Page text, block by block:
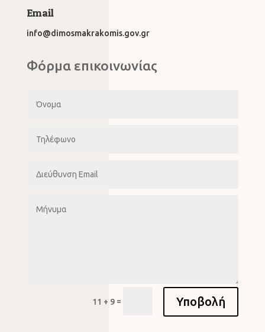
Email
info@dimosmakrakomis.gov.gr
Φόρμα επικοινωνίας
11 + 9 = Υποβολή